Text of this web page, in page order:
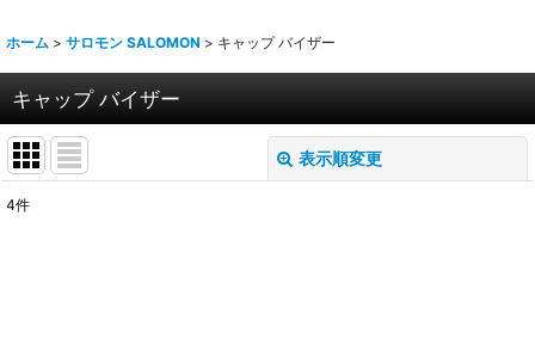
ホーム > サロモン SALOMON > キャップ バイザー
キャップ バイザー
表示順変更
4件